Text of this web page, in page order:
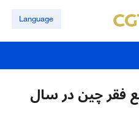
Language
فقر چین در سال